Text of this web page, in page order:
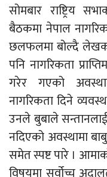
सोमबार राष्ट्रिय
बैठकमा नेपाल
छलफलमा बोल्दै
पनि नागरिकता
गरेर गएको
नागरिकता दिने
उनले बुबाले
नदिएको अवस्थामा
समेत स्पष्ट पारे ।